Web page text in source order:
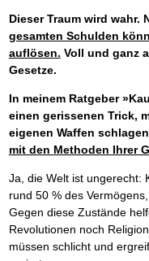
Dieser Traum wird wahr.
gesamten Schulden
auflösen. Voll und ganz
Gesetze.
In meinem Ratgeber
einen gerissenen Trick,
eigenen Waffen
mit den Methoden Ihrer
Ja, die Welt ist ungerecht:
rund 50 % des
Gegen diese Zustände
Revolutionen noch
müssen schlicht und